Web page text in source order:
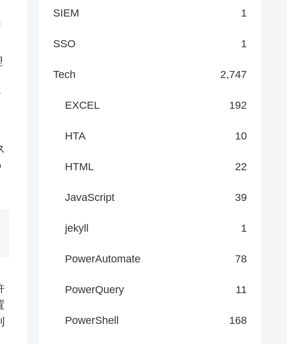
SIEM 1
SSO 1
Tech 2,747
EXCEL 192
HTA 10
HTML 22
JavaScript 39
jekyll 1
PowerAutomate 78
PowerQuery 11
PowerShell 168